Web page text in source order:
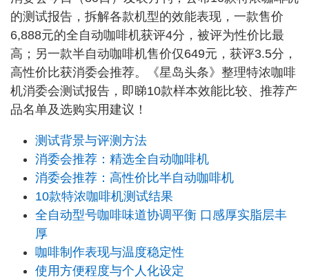
的测试报告，拆解各款机型的效能表现，一款售价
6,888元的全自动咖啡机获评4分，被评为性价比最
高；另一款半自动咖啡机售价仅649元，获评3.5分，
高性价比获消委会推荐。《星岛头条》整理特浓咖啡
机消委会测试报告，即睇10款样本效能比较、推荐产
品名单及选购实用建议！
测试背景与评测方法
消委会推荐：精选全自动咖啡机
消委会推荐：高性价比半自动咖啡机
10款特浓咖啡机测试结果
全自动型号咖啡味道协调平衡 口感厚实脂层丰
厚
咖啡制作表现与温度稳定性
使用方便程度与个人化设定